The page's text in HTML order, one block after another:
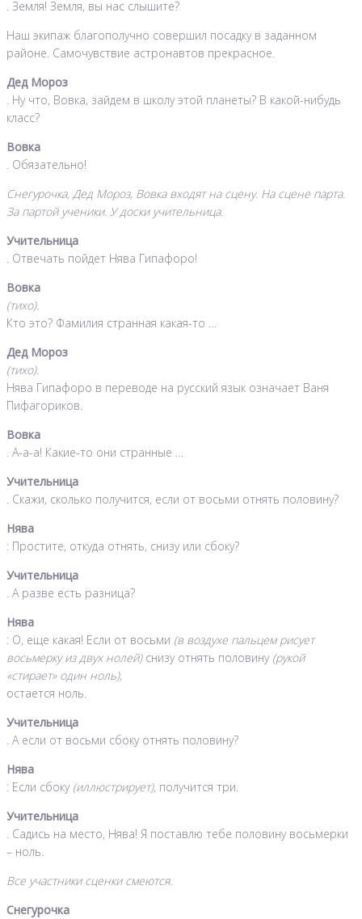
. Земля! Земля, вы нас слышите?
Наш экипаж благополучно совершил посадку в заданном
районе. Самочувствие астронавтов прекрасное.
Дед Мороз
. Ну что, Вовка, зайдем в школу этой планеты? В какой-нибудь
класс?
Вовка
. Обязательно!
Снегурочка, Дед Мороз, Вовка входят на сцену. На сцене парта.
За партой ученики. У доски учительница.
Учительница
. Отвечать пойдет Нява Гипафоро!
Вовка
(тихо).
Кто это? Фамилия странная какая-то …
Дед Мороз
(тихо).
Нява Гипафоро в переводе на русский язык означает Ваня
Пифагориков.
Вовка
. А-а-а! Какие-то они странные …
Учительница
. Скажи, сколько получится, если от восьми отнять половину?
Нява
: Простите, откуда отнять, снизу или сбоку?
Учительница
. А разве есть разница?
Нява
: О, еще какая! Если от восьми (в воздухе пальцем рисует
восьмерку из двух нолей)снизу отнять половину (рукой
«стирает» один ноль),
остается ноль.
Учительница
. А если от восьми сбоку отнять половину?
Нява
: Если сбоку (иллюстрирует), получится три.
Учительница
. Садись на место, Нява! Я поставлю тебе половину восьмерки
– ноль.
Все участники сценки смеются.
Снегурочка